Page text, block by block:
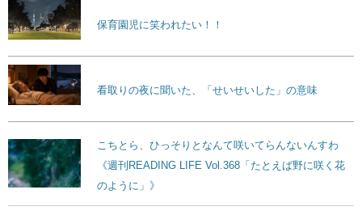
保育園児に笑われたい！！
看取りの夜に聞いた、「せいせいした」の意味
こちとら、ひっそりとなんて咲いてらんないんすわ
《週刊READING LIFE Vol.368「たとえば野に咲く花
のように」》